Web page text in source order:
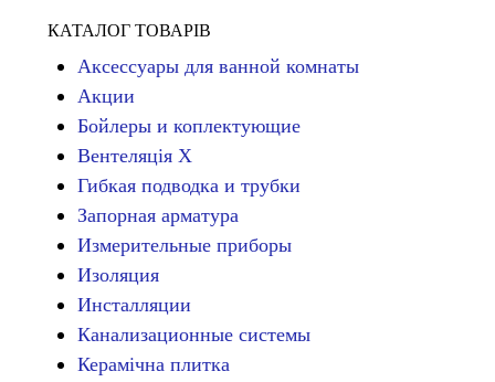
КАТАЛОГ ТОВАРІВ
Аксессуары для ванной комнаты
Акции
Бойлеры и коплектующие
Вентеляція Х
Гибкая подводка и трубки
Запорная арматура
Измерительные приборы
Изоляция
Инсталляции
Канализационные системы
Керамічна плитка